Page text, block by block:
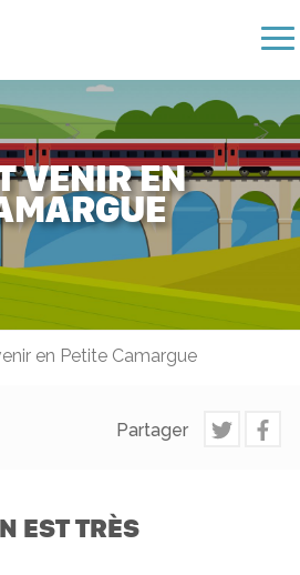
VENIR EN
en Petite Camargue
Partager
EST TRÈS